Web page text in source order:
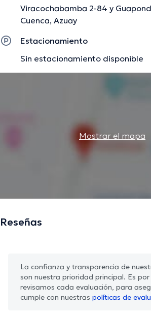
Viracochabamba 2-84 y
Cuenca, Azuay
Estacionamiento
Sin estacionamiento disponible
Mostrar el mapa
Reseñas
La confianza y transparencia de
son nuestra prioridad principal. Es
revisamos cada evaluación, para
cumple con nuestras políticas de